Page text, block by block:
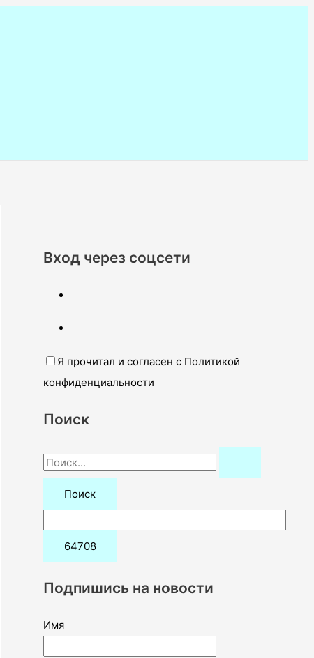
Вход через соцсети
Я прочитал и согласен с Политикой
конфиденциальности
Поиск
П
о
:
Подпишись на новости
Имя